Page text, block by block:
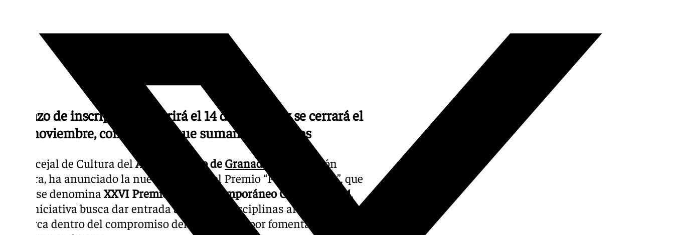
El plazo de inscripción se abrirá el 14 de octubre y se cerrará el
4 de noviembre, con premios que suman 6.500 euros
El concejal de Cultura delAyuntamiento de Granada
, Juan Ramón
Ferreira, ha anunciado la nueva
del Premio “Pintura Joven”, que
ahora se denomina XXVI Premio Arte Contemporáneo Granada 2024.
Esta iniciativa busca dar entrada a diversas disciplinas artísticas y se
enmarca dentro del compromiso del consistorio por fomentar la cultura